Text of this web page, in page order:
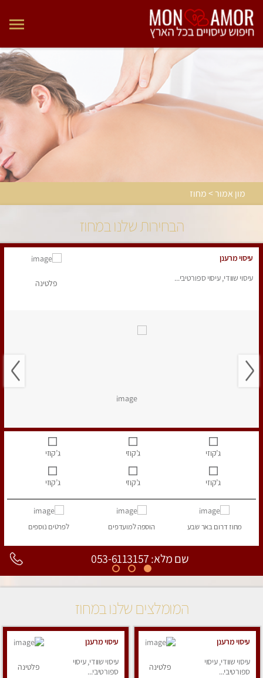
מון אמור > מחוז
הבחירות שלנו במחוז
עיסוי מרענן
עיסוי שוודי, עיסוי ספורטיבי...
פלטינה
ג’קוזי ג’קוזי ג’קוזי
ג’קוזי ג’קוזי ג’קוזי
מחוז דרוםבאר שבע הוספהלמועדפים לפרטים נוספים
שם מלא: 053-6113157
המומלצים שלנו במחוז
עיסוי מרענן
עיסוי שוודי, עיסוי
ספורטיבי...
פלטינה
עיסוי מרענן
עיסוי שוודי, עיסוי
ספורטיבי...
פלטינה